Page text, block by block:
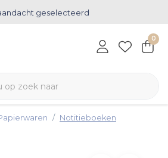
geselecteerd
0
Notitieboeken